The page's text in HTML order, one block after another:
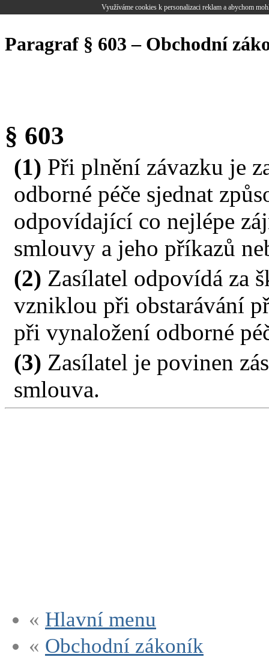
Využíváme cookies k personalizaci reklam a abychom
Paragraf § 603 – Obchodní
§ 603
(1) Při plnění závazku je
odborné péče sjednat
odpovídající co nejlépe
smlouvy a jeho příkazů
(2) Zasílatel odpovídá za
vzniklou při obstarávání
při vynaložení odborné
(3) Zasílatel je povinen
smlouva.
« Hlavní menu
« Obchodní zákoník